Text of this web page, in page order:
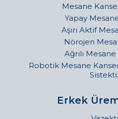
Mesane
Yapay
Aşırı Aktif
Nörojen
Ağrılı
Robotik Mesane
Erkek